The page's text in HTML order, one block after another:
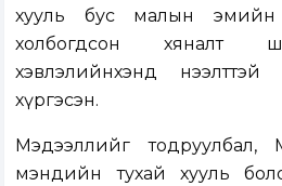
хууль бус малын эмийн
холбогдсон хяналт
хэвлэлийнхэнд
хүргэсэн.
Мэдээллийг тодруулбал,
мэндийн тухай хууль